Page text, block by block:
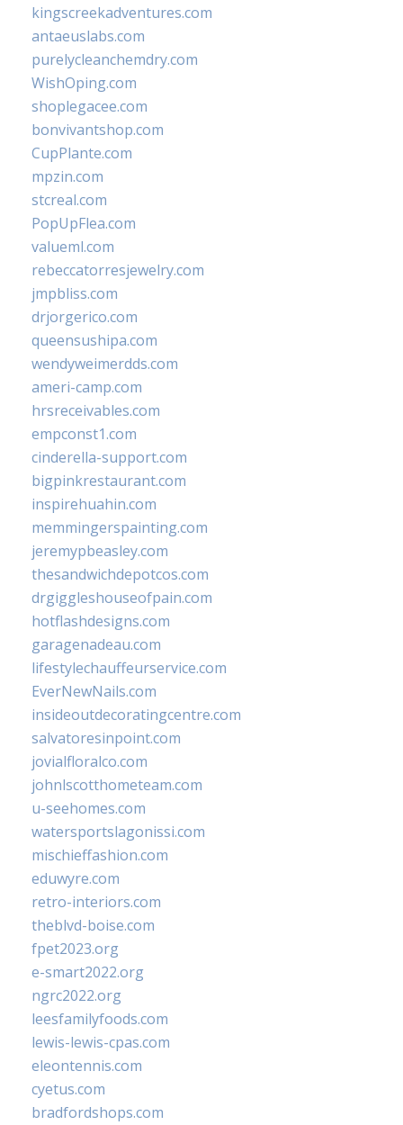
kingscreekadventures.com
antaeuslabs.com
purelycleanchemdry.com
WishOping.com
shoplegacee.com
bonvivantshop.com
CupPlante.com
mpzin.com
stcreal.com
PopUpFlea.com
valueml.com
rebeccatorresjewelry.com
jmpbliss.com
drjorgerico.com
queensushipa.com
wendyweimerdds.com
ameri-camp.com
hrsreceivables.com
empconst1.com
cinderella-support.com
bigpinkrestaurant.com
inspirehuahin.com
memmingerspainting.com
jeremypbeasley.com
thesandwichdepotcos.com
drgiggleshouseofpain.com
hotflashdesigns.com
garagenadeau.com
lifestylechauffeurservice.com
EverNewNails.com
insideoutdecoratingcentre.com
salvatoresinpoint.com
jovialfloralco.com
johnlscotthometeam.com
u-seehomes.com
watersportslagonissi.com
mischieffashion.com
eduwyre.com
retro-interiors.com
theblvd-boise.com
fpet2023.org
e-smart2022.org
ngrc2022.org
leesfamilyfoods.com
lewis-lewis-cpas.com
eleontennis.com
cyetus.com
bradfordshops.com